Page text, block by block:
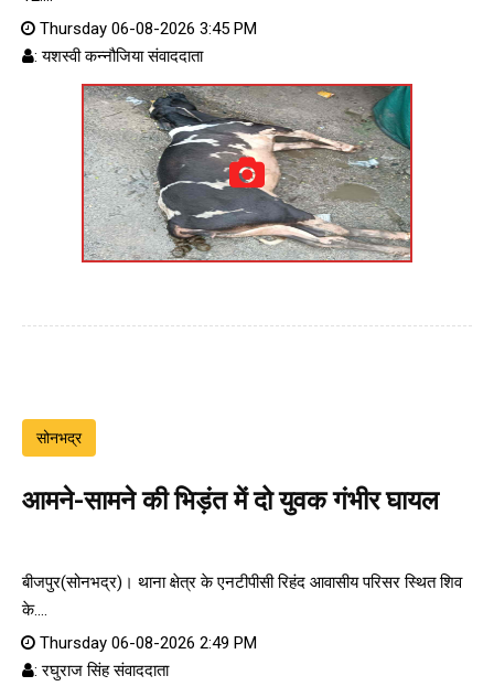
Thursday 06-08-2026 3:45 PM
: यशस्वी कन्नौजिया संवाददाता
सोनभद्र
आमने-सामने की भिड़ंत में दो युवक गंभीर घायल
बीजपुर(सोनभद्र)। थाना क्षेत्र के एनटीपीसी रिहंद आवासीय परिसर स्थित शिव
के....
Thursday 06-08-2026 2:49 PM
: रघुराज सिंह संवाददाता